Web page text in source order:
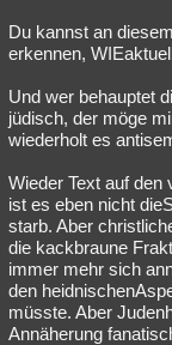
Du kannst an
erkennen,
Und wer behauptet
jüdisch, der möge
wiederholt es
Wieder Text auf den
ist es eben nicht
starb. Aber
die kackbraune
immer mehr sich
den
müsste. Aber
Annäherung